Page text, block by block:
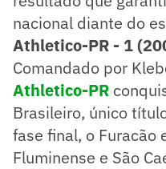
nacional diante do
Athletico-PR - 1
Comandado por
Athletico-PR
Brasileiro, único
fase final, o Furacão
Fluminense e São